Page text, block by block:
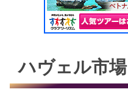
ハヴェル市場